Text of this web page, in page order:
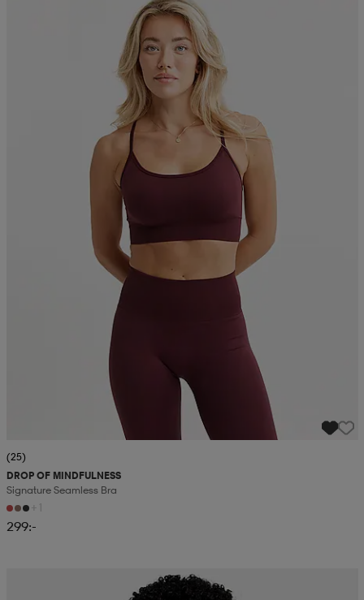
(25)
DROP OF MINDFULNESS
Signature Seamless Bra
+1
299:-